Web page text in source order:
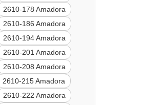
2610-178 Amadora
2610-186 Amadora
2610-194 Amadora
2610-201 Amadora
2610-208 Amadora
2610-215 Amadora
2610-222 Amadora